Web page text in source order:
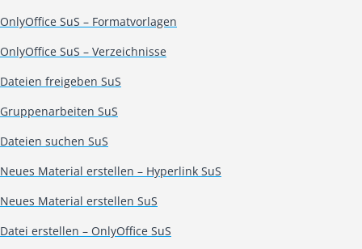
OnlyOffice SuS – Formatvorlagen
OnlyOffice SuS – Verzeichnisse
Dateien freigeben SuS
Gruppenarbeiten SuS
Dateien suchen SuS
Neues Material erstellen – Hyperlink SuS
Neues Material erstellen SuS
Datei erstellen – OnlyOffice SuS